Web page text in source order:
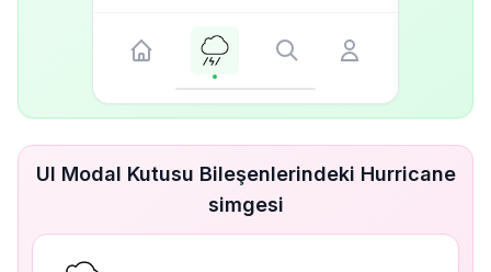
UI Modal Kutusu Bileşenlerindeki Hurricane
simgesi